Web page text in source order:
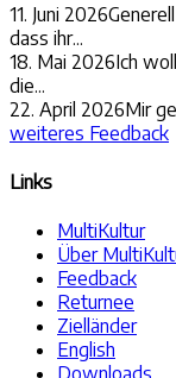
11. Juni 2026
dass ihr...
18. Mai 2026Ich
die...
22. April 2026Mir
weiteres Feedback
Links
MultiKultur
Über
Feedback
Returnee
Zielländer
English